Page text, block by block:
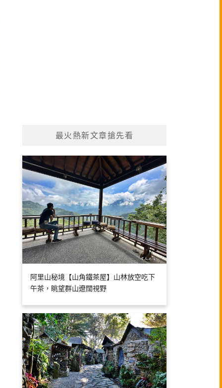
最火熱新文章搶先看
阿里山秘境【山角鐵茶屋】山林放空吃下
午茶，眺望群山遼闊視野